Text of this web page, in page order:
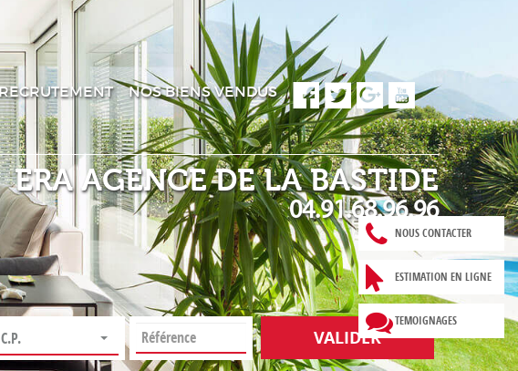
NOUS CONTACTER
ESTIMATION EN LIGNE
TEMOIGNAGES
NOS BIENS VENDUS
ERA AGENCE DE LA BASTIDE
04.91.68.96.96
VALIDER